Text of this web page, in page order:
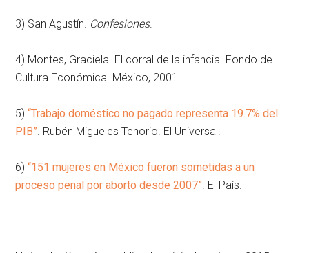
3) San Agustín. Confesiones.
4) Montes, Graciela. El corral de la infancia. Fondo de
Cultura Económica. México, 2001.
5)“Trabajo doméstico no pagado representa 19.7% del
PIB”. Rubén Migueles Tenorio. El Universal.
6)“151 mujeres en México fueron sometidas a un
proceso penal por aborto desde 2007”. El País.